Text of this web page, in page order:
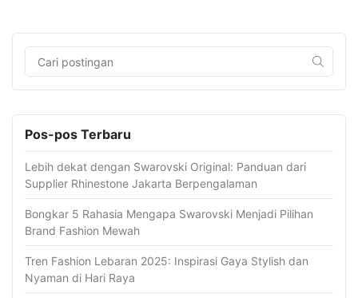
Pos-pos Terbaru
Lebih dekat dengan Swarovski Original: Panduan dari
Supplier Rhinestone Jakarta Berpengalaman
Bongkar 5 Rahasia Mengapa Swarovski Menjadi Pilihan
Brand Fashion Mewah
Tren Fashion Lebaran 2025: Inspirasi Gaya Stylish dan
Nyaman di Hari Raya